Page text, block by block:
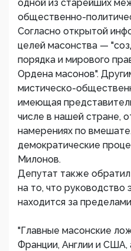
одной из старейших
общественно-
Согласно открытой
целей масонства —
порядка и мирового
Ордена масонов".
мистическо-
имеющая
числе в нашей стране,
намерениях по
демократические
Милонов.
Депутат также
на то, что руководство
находится за
"Главные масонские
Франции, Англии и США,